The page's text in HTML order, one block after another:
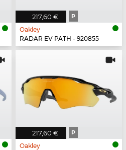
217,60 € P
Oakley
RADAR EV PATH - 920855
217,60 € P
Oakley